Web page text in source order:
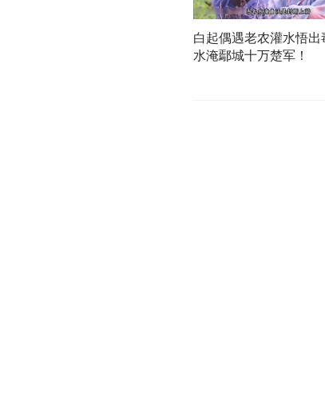
白起偶遇老农灌水悟出
水淹鄢城十万楚军！